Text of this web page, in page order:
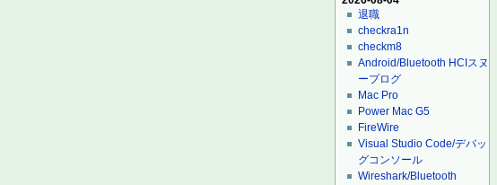
退職
checkra1n
checkm8
Android/Bluetooth HCIスヌ
ープログ
Mac Pro
Power Mac G5
FireWire
Visual Studio Code/デバッ
グコンソール
Wireshark/Bluetooth